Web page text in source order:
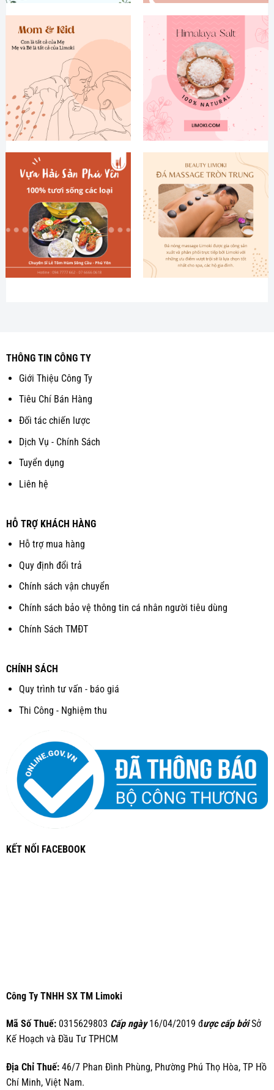
THÔNG TIN CÔNG TY
Giới Thiệu Công Ty
Tiêu Chí Bán Hàng
Đối tác chiến lược
Dịch Vụ - Chính Sách
Tuyển dụng
Liên hệ
HỖ TRỢ KHÁCH HÀNG
Hỗ trợ mua hàng
Quy định đổi trả
Chính sách vận chuyển
Chính sách bảo vệ thông tin cá nhân người tiêu dùng
Chính Sách TMĐT
CHÍNH SÁCH
Quy trình tư vấn - báo giá
Thi Công - Nghiệm thu
KẾT NỐI FACEBOOK
Công Ty TNHH SX TM Limoki
Mã Số Thuế:0315629803 Cấp ngày16/04/2019 được cấp bởiSở
Kế Hoạch và Đầu Tư TPHCM
Địa Chỉ Thuế:46/7 Phan Đình Phùng, Phường Phú Thọ Hòa, TP Hồ
Chí Minh, Việt Nam.